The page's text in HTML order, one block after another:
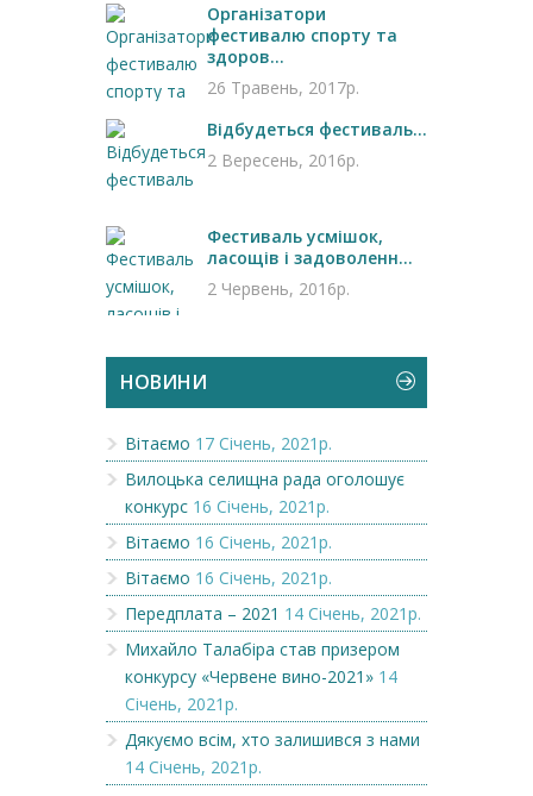
Організатори
фестивалю спорту та
здоров...
26 Травень, 2017р.
Відбудеться фестиваль...
2 Вересень, 2016р.
Фестиваль усмішок,
ласощів і задоволенн...
2 Червень, 2016р.
НОВИНИ
Вітаємо 17 Січень, 2021р.
Вилоцька селищна рада оголошує
конкурс 16 Січень, 2021р.
Вітаємо 16 Січень, 2021р.
Вітаємо 16 Січень, 2021р.
Передплата – 2021 14 Січень, 2021р.
Михайло Талабіра став призером
конкурсу «Червене вино-2021» 14
Січень, 2021р.
Дякуємо всім, хто залишився з нами
14 Січень, 2021р.